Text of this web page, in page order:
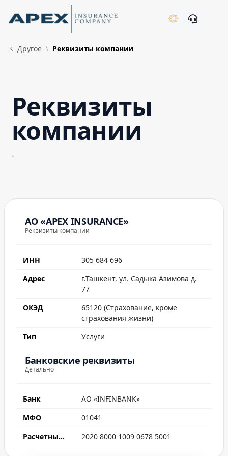
Skip to Main Content
Другое Реквизиты компании
Реквизиты
компании
-
АО «APEX INSURANCE»
Реквизиты компании
ИНН
305 684 696
Адрес
г.Ташкент, ул. Садыка Азимова д.
77
ОКЭД
65120 (Страхование, кроме
страхования жизни)
Тип
Услуги
Банковские реквизиты
Детально
Банк
АО «INFINBANK»
МФО
01041
Расчетный счет
2020 8000 1009 0678 5001
New
What's New